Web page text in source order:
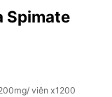
Spimate
viên x1200